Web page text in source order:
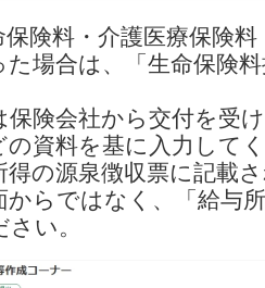
保険料・介護医療保険
た場合は、「生命保険
保険会社から交付を受
の資料を基に入力して
得の源泉徴収票に記載
からではなく、「給与
い。